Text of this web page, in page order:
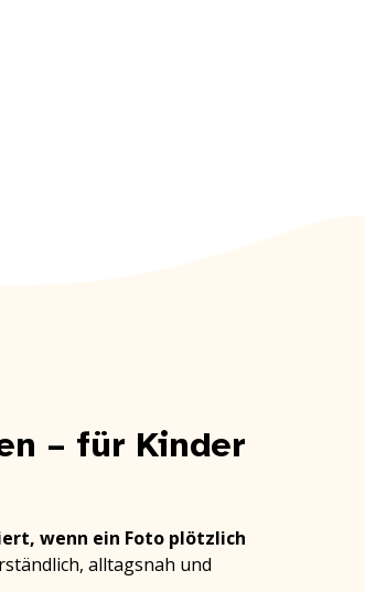
– für Kinder
wenn ein Foto plötzlich
alltagsnah und